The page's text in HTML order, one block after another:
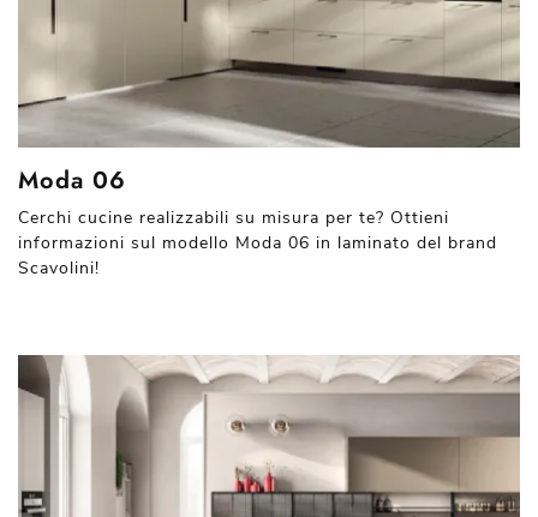
Moda 06
Cerchi cucine realizzabili su misura per te? Ottieni
informazioni sul modello Moda 06 in laminato del brand
Scavolini!